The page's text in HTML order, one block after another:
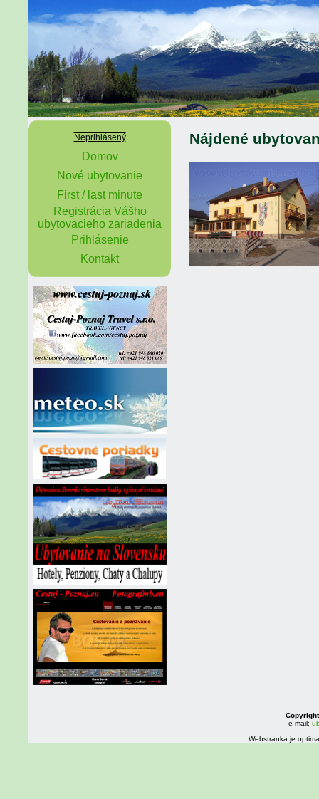
Neprihlásený
Domov
Nové ubytovanie
First / last minute
Registrácia Vášho
ubytovacieho zariadenia
Prihlásenie
Kontakt
Nájdené
e-mail:
Webstránka je